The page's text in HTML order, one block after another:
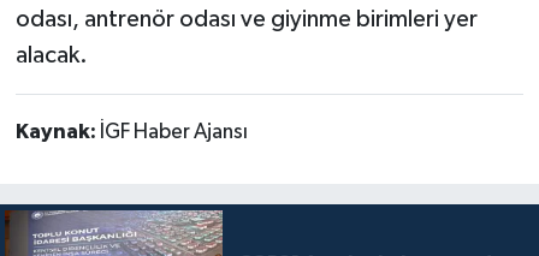
odası, antrenör odası ve giyinme birimleri yer
alacak.
Kaynak: İGF Haber Ajansı